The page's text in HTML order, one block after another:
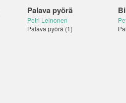
Palava pyörä
Petri Leinonen
Palava pyörä (1)